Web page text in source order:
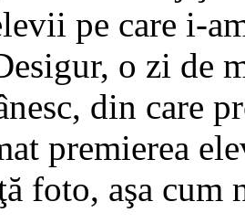
pe care i-
o zi de
din care
premierea
foto, aşa cum